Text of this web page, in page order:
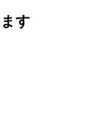
す